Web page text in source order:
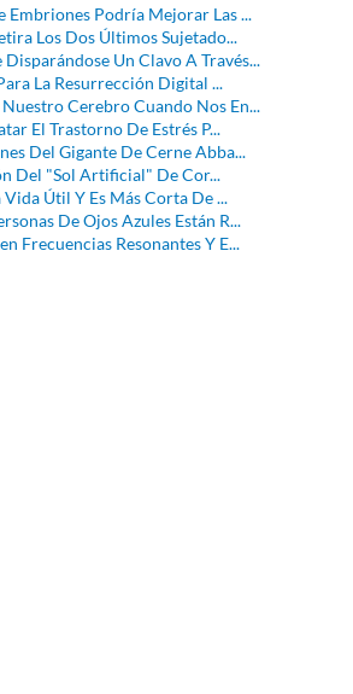
Embriones Podría Mejorar Las ...
Los Dos Últimos Sujetado...
Un Clavo A Través...
La Resurrección Digital ...
Cerebro Cuando Nos En...
El Trastorno De Estrés P...
Del Gigante De Cerne Abba...
Del "Sol Artificial" De Cor...
Vida Útil Y Es Más Corta De ...
De Ojos Azules Están R...
Frecuencias Resonantes Y E...